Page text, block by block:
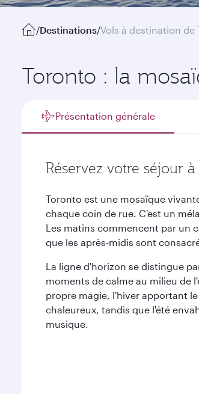
/Destinations/Vols à destination de
Toronto : la
Présentation générale
Réservez votre séjour
Toronto est une mosaïque
chaque coin de rue. C'est un
Les matins commencent par un
que les après-midis sont
La ligne d'horizon se distingue
moments de calme au milieu de
propre magie, l'hiver apportant
chaleureux, tandis que l'été
musique.